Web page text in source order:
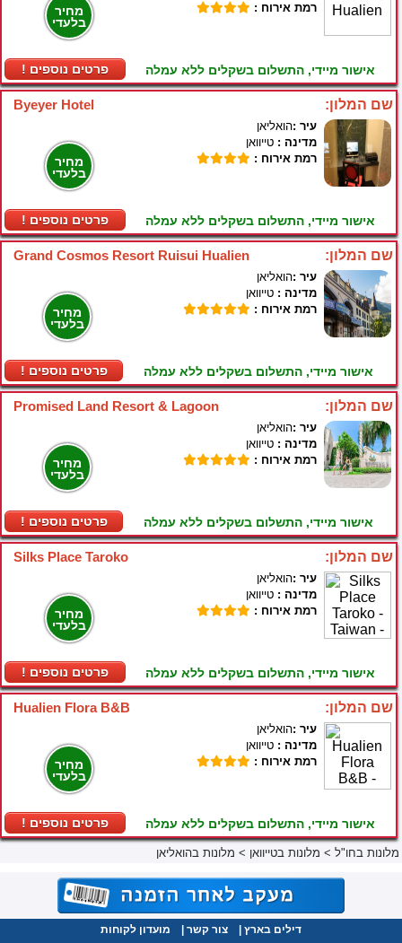
מחיר
בלעדי
! פרטים נוספים
רמת אירוח :
אישור מיידי, התשלום בשקלים ללא עמלה
Byeyer Hotel שם המלון:
מחיר
בלעדי
! פרטים נוספים
עיר :הואליאן
מדינה : טייוואן
רמת אירוח :
אישור מיידי, התשלום בשקלים ללא עמלה
Grand Cosmos Resort Ruisui Hualien שם המלון:
מחיר
בלעדי
! פרטים נוספים
עיר :הואליאן
מדינה : טייוואן
רמת אירוח :
אישור מיידי, התשלום בשקלים ללא עמלה
Promised Land Resort & Lagoon שם המלון:
מחיר
בלעדי
! פרטים נוספים
עיר :הואליאן
מדינה : טייוואן
רמת אירוח :
אישור מיידי, התשלום בשקלים ללא עמלה
Silks Place Taroko שם המלון:
מחיר
בלעדי
! פרטים נוספים
עיר :הואליאן
מדינה : טייוואן
רמת אירוח :
אישור מיידי, התשלום בשקלים ללא עמלה
Hualien Flora B&B שם המלון:
מחיר
בלעדי
! פרטים נוספים
עיר :הואליאן
מדינה : טייוואן
רמת אירוח :
אישור מיידי, התשלום בשקלים ללא עמלה
מלונות בחו"ל > מלונות בטייוואן > מלונות בהואליאן
דילים בארץ צור קשר מועדון לקוחות